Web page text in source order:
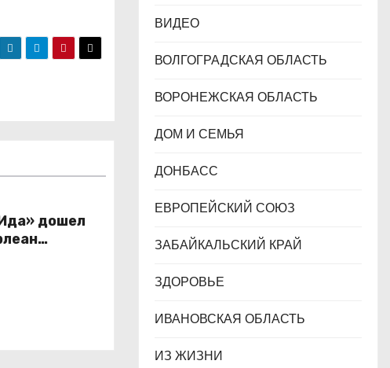
дошел
стихии
ВИДЕО
ВОЛГОГРАДСКАЯ ОБЛАСТЬ
ВОРОНЕЖСКАЯ ОБЛАСТЬ
ДОМ И СЕМЬЯ
ДОНБАСС
ЕВРОПЕЙСКИЙ СОЮЗ
ЗАБАЙКАЛЬСКИЙ КРАЙ
ЗДОРОВЬЕ
ИВАНОВСКАЯ ОБЛАСТЬ
ИЗ ЖИЗНИ